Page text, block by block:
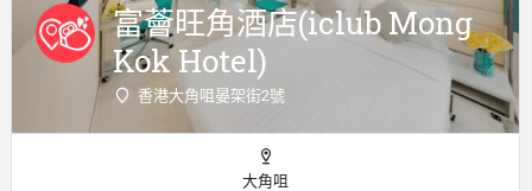
富薈旺角酒店(iclub Mong
Kok Hotel)
香港大角咀晏架街2號
大角咀